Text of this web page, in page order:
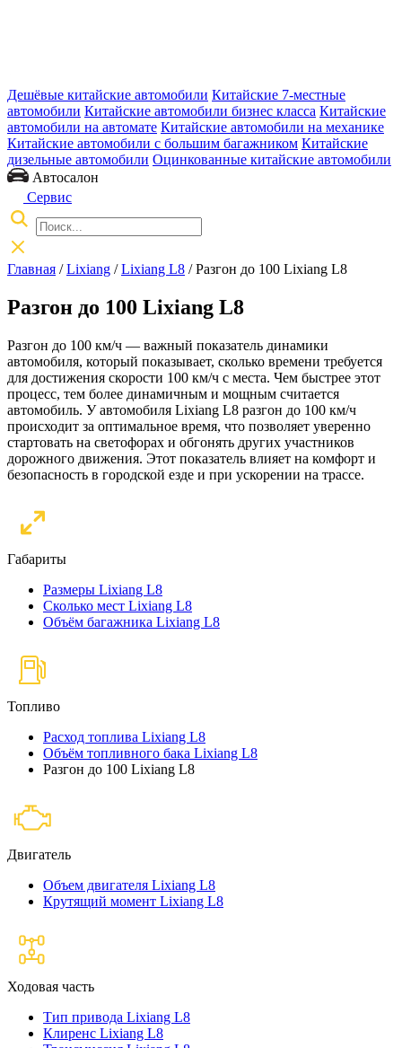
Дешёвые китайские автомобили Китайские 7-местные
автомобили Китайские автомобили бизнес класса Китайские
автомобили на автомате Китайские автомобили на механике
Китайские автомобили с большим багажником Китайские
дизельные автомобили Оцинкованные китайские автомобили
Автосалон
Сервис
Главная /Lixiang /Lixiang L8 / Разгон до 100 Lixiang L8
Разгон до 100 Lixiang L8
Разгон до 100 км/ч — важный показатель динамики
автомобиля, который показывает, сколько времени требуется
для достижения скорости 100 км/ч с места. Чем быстрее этот
процесс, тем более динамичным и мощным считается
автомобиль. У автомобиля Lixiang L8 разгон до 100 км/ч
происходит за оптимальное время, что позволяет уверенно
стартовать на светофорах и обгонять других участников
дорожного движения. Этот показатель влияет на комфорт и
безопасность в городской езде и при ускорении на трассе.
Габариты
Размеры Lixiang L8
Сколько мест Lixiang L8
Объём багажника Lixiang L8
Топливо
Расход топлива Lixiang L8
Объём топливного бака Lixiang L8
Разгон до 100 Lixiang L8
Двигатель
Объем двигателя Lixiang L8
Крутящий момент Lixiang L8
Ходовая часть
Тип привода Lixiang L8
Клиренс Lixiang L8